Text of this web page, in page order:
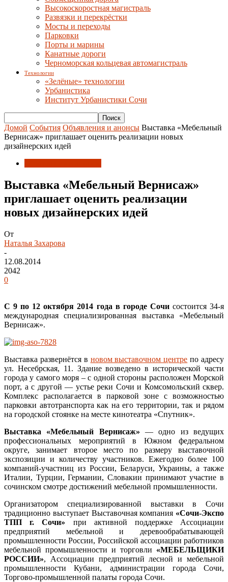
Высокоскоростная магистраль
Развязки и перекрёстки
Мосты и переходы
Парковки
Порты и марины
Канатные дороги
Черноморская кольцевая автомагистраль
Технологии
«Зелёные» технологии
Урбанистика
Институт Урбанистики Сочи
Домой События Объявления и анонсы Выставка «Мебельный
Вернисаж» приглашает оценить реализации новых
дизайнерских идей
Выставка «Мебельный Вернисаж»
приглашает оценить реализации
новых дизайнерских идей
От
Наталья Захарова
-
12.08.2014
2042
0
С 9 по 12 октября 2014 года в городе Сочисостоится 34-я
международная специализированная выставка «Мебельный
Вернисаж».
Выставка развернётся в новом выставочном центре по адресу
ул. Несебрская, 11. Здание возведено в исторической части
города у самого моря – с одной стороны расположен Морской
порт, а с другой — устье реки Сочи и Комсомольский сквер.
Комплекс располагается в парковой зоне с возможностью
парковки автотранспорта как на его территории, так и рядом
на городской стоянке на месте кинотеатра «Спутник».
Выставка «Мебельный Вернисаж» — одно из ведущих
профессиональных мероприятий в Южном федеральном
округе, занимает второе место по размеру выставочной
экспозиции и количеству участников. Ежегодно более 100
компаний-участниц из России, Беларуси, Украины, а также
Италии, Турции, Германии, Словакии принимают участие в
сочинском смотре достижений мебельной промышленности.
Организатором специализированной выставки в Сочи
традиционно выступает Выставочная компания «Сочи-Экспо
ТПП г. Сочи» при активной поддержке Ассоциации
предприятий мебельной и деревообрабатывающей
промышленности России, Российской ассоциации работников
мебельной промышленности и торговли «МЕБЕЛЬЩИКИ
РОССИИ», Ассоциации предприятий лесной и мебельной
промышленности Кубани, администрации города Сочи,
Торгово-промышленной палаты города Сочи.